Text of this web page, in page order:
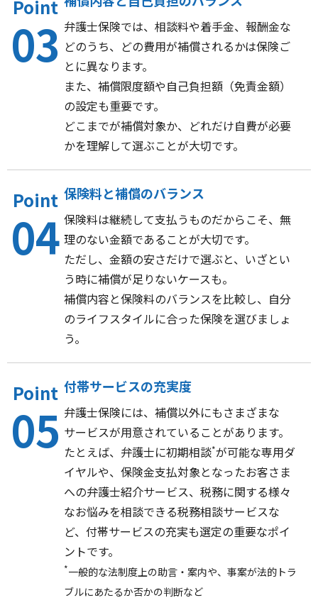
Point
03 弁護士保険では、相談料や着手金、報酬金な
どのうち、どの費用が補償されるかは保険ご
とに異なります。
また、補償限度額や自己負担額（免責金額）
の設定も重要です。
どこまでが補償対象か、どれだけ自費が必要
かを理解して選ぶことが大切です。
Point
04
保険料と補償のバランス
保険料は継続して支払うものだからこそ、無
理のない金額であることが大切です。
ただし、金額の安さだけで選ぶと、いざとい
う時に補償が足りないケースも。
補償内容と保険料のバランスを比較し、自分
のライフスタイルに合った保険を選びましょ
う。
Point
05
付帯サービスの充実度
弁護士保険には、補償以外にもさまざまな
サービスが用意されていることがあります。
たとえば、弁護士に初期相談*が可能な専用ダ
イヤルや、保険金支払対象となったお客さま
への弁護士紹介サービス、税務に関する様々
なお悩みを相談できる税務相談サービスな
ど、付帯サービスの充実も選定の重要なポイ
ントです。
*一般的な法制度上の助言・案内や、事案が法的トラ
ブルにあたるか否かの判断など